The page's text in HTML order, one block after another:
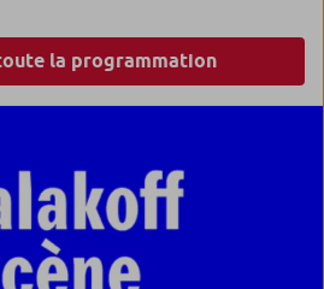
la programmation